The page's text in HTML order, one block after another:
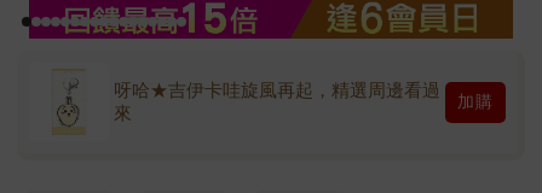
呀哈★吉伊卡哇旋風再起，精選周邊看過
來
加購